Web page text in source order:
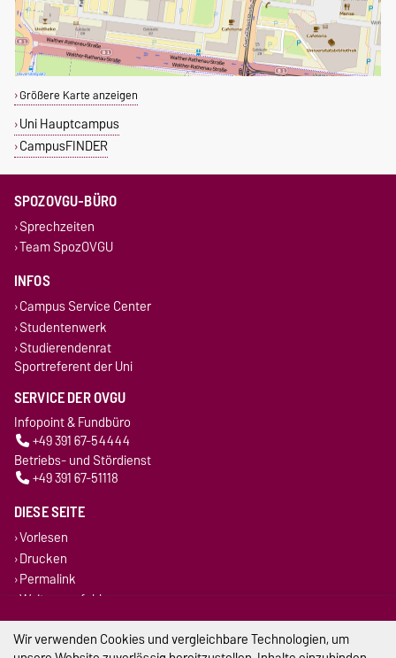
Größere Karte anzeigen
Uni Hauptcampus
CampusFINDER
SPOZOVGU-BÜRO
Sprechzeiten
Team SpozOVGU
INFOS
Campus Service Center
Studentenwerk
Studierendenrat
Sportreferent der Uni
SERVICE DER OVGU
Infopoint & Fundbüro
+49 391 67-54444
Betriebs- und Stördienst
+49 391 67-51118
DIESE SEITE
Vorlesen
Drucken
Permalink
Weiterempfehlen
Impressum
Wir verwenden Cookies und vergleichbare Technologien, um